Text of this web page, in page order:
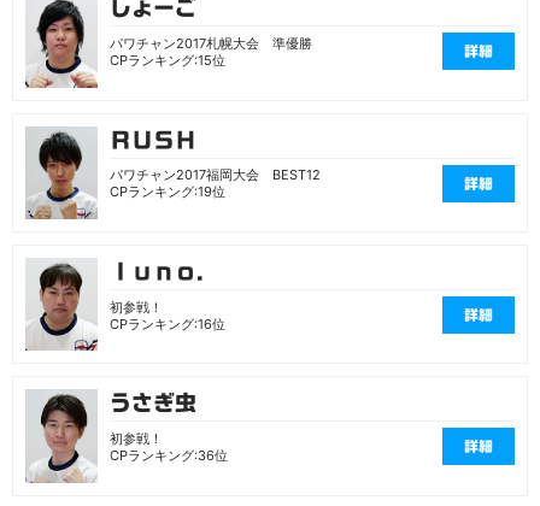
しょーご
パワチャン2017札幌大会 準優勝
CPランキング:15位
詳細
ＲＵＳＨ
パワチャン2017福岡大会 BEST12
CPランキング:19位
詳細
ｌｕｎｏ．
初参戦！
CPランキング:16位
詳細
うさぎ虫
初参戦！
CPランキング:36位
詳細